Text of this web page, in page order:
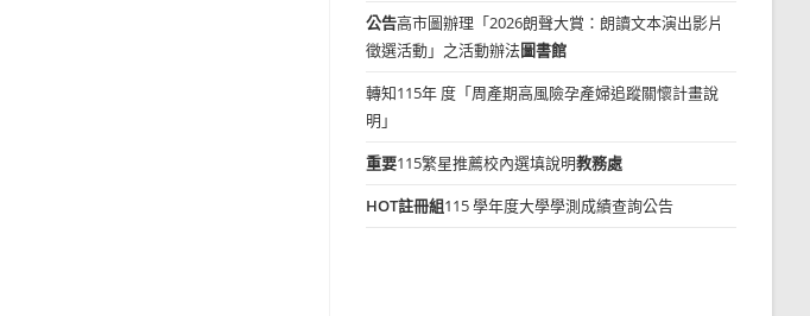
公告高市圖辦理「2026朗聲大賞：朗讀文本演出影片
徵選活動」之活動辦法圖書館
轉知115年 度「周產期高風險孕產婦追蹤關懷計畫說
明」
重要115繁星推薦校內選填說明教務處
HOT註冊組115 學年度大學學測成績查詢公告